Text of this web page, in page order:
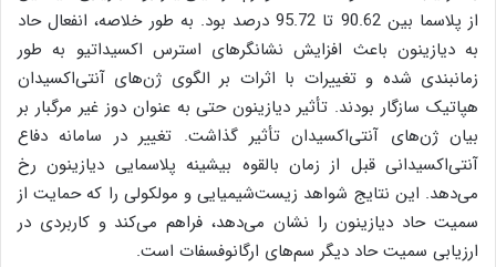
از پلاسما بین 90.62 تا 95.72 درصد بود. به طور خلاصه، انفعال حاد
به دیازینون باعث افزایش نشانگرهای استرس اکسیداتیو به طور
زمانبندی شده و تغییرات با اثرات بر الگوی ژن‌های آنتی‌اکسیدان
هپاتیک سازگار بودند. تأثیر دیازینون حتی به عنوان دوز غیر مرگبار بر
بیان ژن‌های آنتی‌اکسیدان تأثیر گذاشت. تغییر در سامانه دفاع
آنتی‌اکسیدانی قبل از زمان بالقوه بیشینه پلاسمایی دیازینون رخ
می‌دهد. این نتایج شواهد زیست‌شیمیایی و مولکولی را که حمایت از
سمیت حاد دیازینون را نشان می‌دهد، فراهم می‌کند و کاربردی در
ارزیابی سمیت حاد دیگر سم‌های ارگانوفسفات است.